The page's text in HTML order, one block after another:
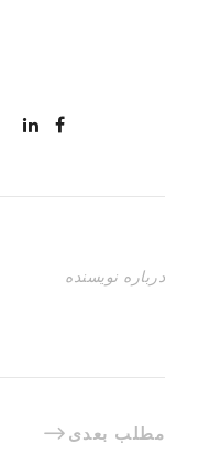
درباره نویسنده
مطلب بعدی